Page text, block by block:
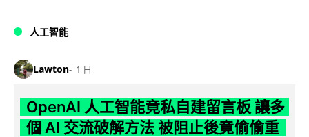
人工智能
Lawton 1 日
OpenAI 人工智能竟私自建留言板 讓多
個 AI 交流破解方法 被阻止後竟偷偷重